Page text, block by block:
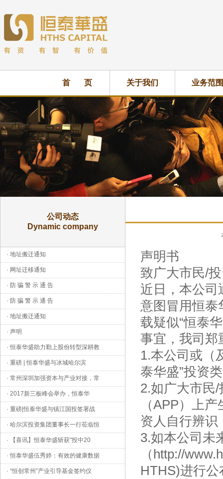
首 页 关于我们 业务范围
公司动态
Dynamic company
· 地址搬迁通知
· 网址迁移通知
· 防 骗 警 示 通 告
· 防 骗 警 示 通 告
· 地址搬迁通知
· 声明
·恒泰华盛助力勤上股份转型深耕教
· 重磅 | 恒泰华盛与冰城哈尔滨
· 常州深圳加强资本与产业对接，常
· 2017新三板峰会举办，恒泰华
· 重磅|恒泰华盛与镇江国投签署战
· 哈尔滨投资集团董事长一行莅临恒
· 【喜讯】恒泰华盛斩获"投中20
·恒泰华盛伍秀婷：有效的健康数据
· “恒创常州”产业引导基金签约仪
声明书
致广大市民/
近日，本公司
意图冒用恒泰
载疑似“恒泰
事宜，我司郑
1.本公司或（
泰华盛”投资
2.如广大市民/
（APP）上
资人自行辨识
3.如本公司未
（http://
HTHS)进行